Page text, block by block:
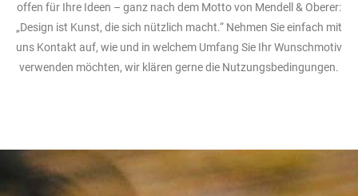
offen für Ihre Ideen – ganz nach dem Motto von Mendell & Oberer:
„Design ist Kunst, die sich nützlich macht.“ Nehmen Sie einfach mit
uns Kontakt auf, wie und in welchem Umfang Sie Ihr Wunschmotiv
verwenden möchten, wir klären gerne die Nutzungsbedingungen.